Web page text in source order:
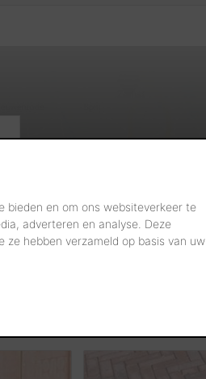
bieden en om ons websiteverkeer te
adverteren en analyse. Deze
hebben verzameld op basis van uw